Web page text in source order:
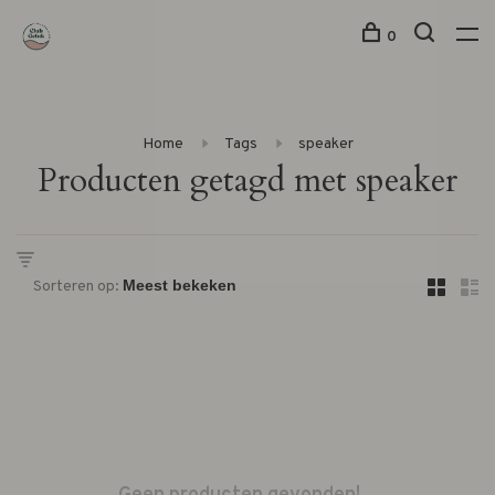
0
Home Tags speaker
Producten getagd met speaker
Sorteren op: